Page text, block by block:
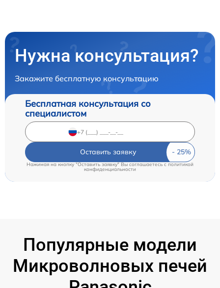
Нужна консультация?
Закажите бесплатную консультацию
Бесплатная консультация со
специалистом
Оставить заявку
Нажимая на кнопку "Оставить заявку" Вы соглашаетесь cполитикой
конфиденциальности
Популярные модели
Микроволновых печей